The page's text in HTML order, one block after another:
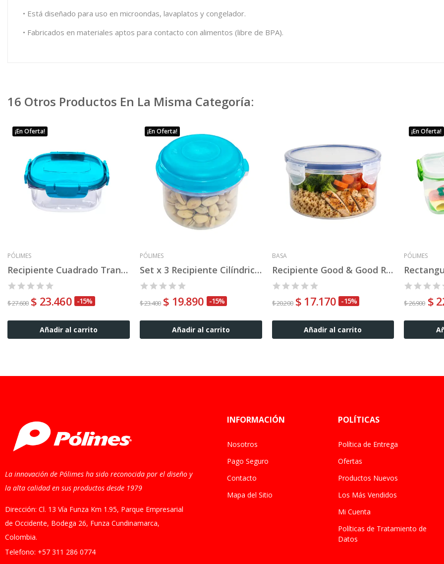
• Está diseñado para uso en microondas, lavaplatos y congelador.
• Fabricados en materiales aptos para contacto con alimentos (libre de BPA).
16 Otros Productos En La Misma Categoría:
¡En Oferta!
PÓLIMES
Recipiente Cuadrado Transparency Nº 1
$ 27.600 $ 23.460 -15%
Añadir al carrito
¡En Oferta!
PÓLIMES
Set x 3 Recipiente Cilíndrico Nº 1
$ 23.400 $ 19.890 -15%
Añadir al carrito
BASA
Recipiente Good & Good Redondo 600 ml
$ 20.200 $ 17.170 -15%
Añadir al carrito
¡En Oferta!
PÓLIMES
$ 26.900 $
La innovación de Pólimes ha sido reconocida por el diseño y
la alta calidad en sus productos desde 1979
Dirección: Cl. 13 Vía Funza Km 1.95, Parque Empresarial
de Occidente, Bodega 26, Funza Cundinamarca,
Colombia.
Telefono: +57 311 286 0774
INFORMACIÓN
Nosotros
Pago Seguro
Contacto
Mapa del Sitio
POLÍTICAS
Política de Entrega
Ofertas
Productos Nuevos
Los Más Vendidos
Mi Cuenta
Políticas de Tratamiento de
Datos